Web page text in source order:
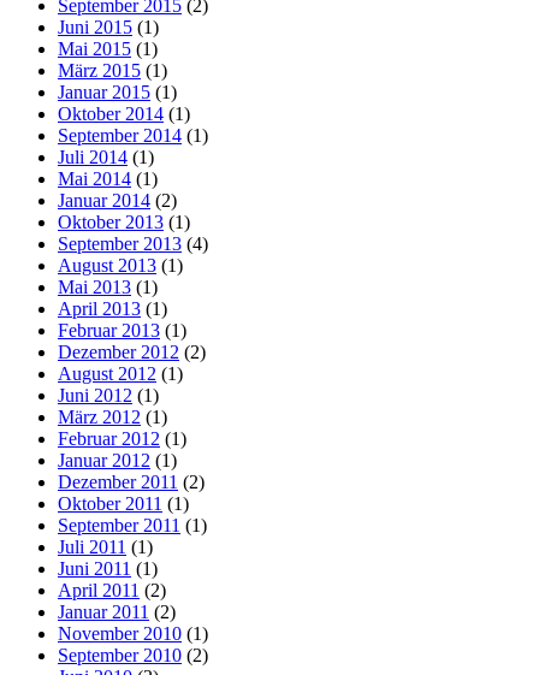
September 2015 (2)
Juni 2015 (1)
Mai 2015 (1)
März 2015 (1)
Januar 2015 (1)
Oktober 2014 (1)
September 2014 (1)
Juli 2014 (1)
Mai 2014 (1)
Januar 2014 (2)
Oktober 2013 (1)
September 2013 (4)
August 2013 (1)
Mai 2013 (1)
April 2013 (1)
Februar 2013 (1)
Dezember 2012 (2)
August 2012 (1)
Juni 2012 (1)
März 2012 (1)
Februar 2012 (1)
Januar 2012 (1)
Dezember 2011 (2)
Oktober 2011 (1)
September 2011 (1)
Juli 2011 (1)
Juni 2011 (1)
April 2011 (2)
Januar 2011 (2)
November 2010 (1)
September 2010 (2)